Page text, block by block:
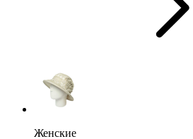
Женские